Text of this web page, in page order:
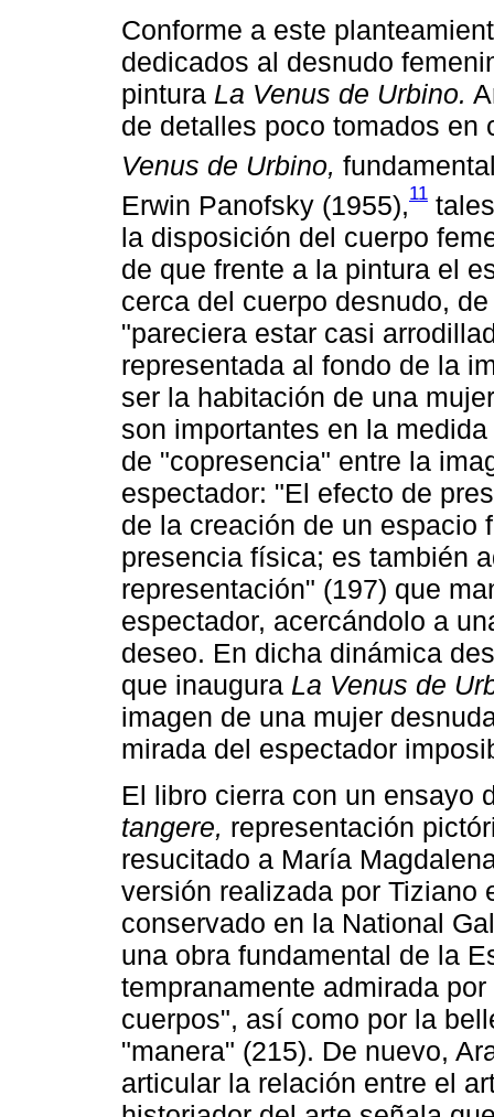
Conforme a este
dedicados al desnudo
pintura La Venus de Urbino.
de detalles poco tomados
Venus de Urbino,
Erwin Panofsky (1955),11
la disposición del cuerpo
de que frente a la pintura el
cerca del cuerpo desnudo,
"pareciera estar casi
representada al fondo de la
ser la habitación de una
son importantes en la
de "copresencia" entre la
espectador: "El efecto de
de la creación de un espacio
presencia física; es también
representación" (197) que
espectador, acercándolo a
deseo. En dicha dinámica
que inaugura La Venus de
imagen de una mujer
mirada del espectador
El libro cierra con un ensayo
tangere, representación
resucitado a María
versión realizada por Tiziano
conservado en la National
una obra fundamental de la
tempranamente admirada
cuerpos", así como por la
"manera" (215). De nuevo,
articular la relación entre el